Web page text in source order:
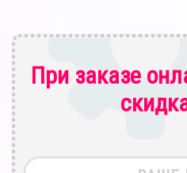
При заказе